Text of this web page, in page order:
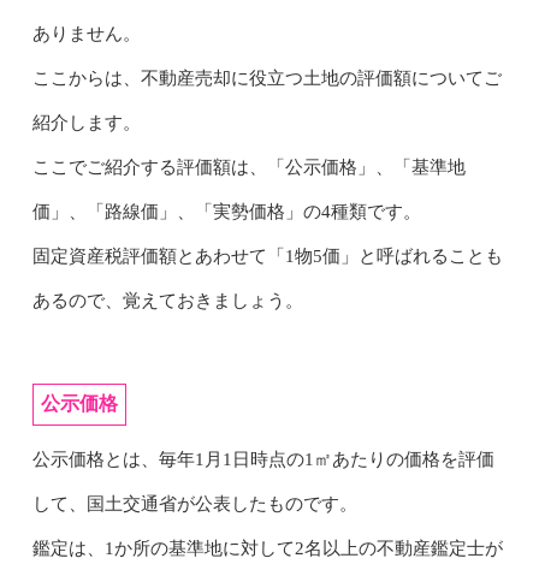
ありません。
ここからは、不動産売却に役立つ土地の評価額についてご
紹介します。
ここでご紹介する評価額は、「公示価格」、「基準地
価」、「路線価」、「実勢価格」の4種類です。
固定資産税評価額とあわせて「1物5価」と呼ばれることも
あるので、覚えておきましょう。
公示価格
公示価格とは、毎年1月1日時点の1㎡あたりの価格を評価
して、国土交通省が公表したものです。
鑑定は、1か所の基準地に対して2名以上の不動産鑑定士が